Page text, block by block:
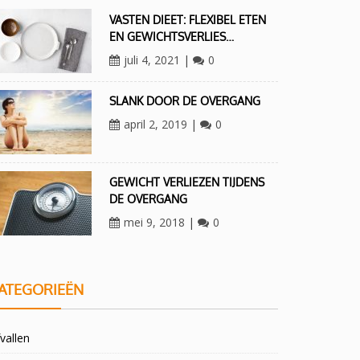
VASTEN DIEET: FLEXIBEL ETEN
EN GEWICHTSVERLIES…
juli 4, 2021 | 0
SLANK DOOR DE OVERGANG
april 2, 2019 | 0
GEWICHT VERLIEZEN TIJDENS
DE OVERGANG
mei 9, 2018 | 0